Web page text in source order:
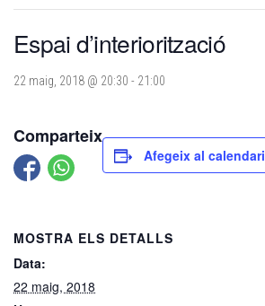
Espai d’interiorització
22 maig, 2018 @ 20:30 - 21:00
Comparteix
Afegeix al calendari
MOSTRA ELS DETALLS
Data:
22 maig, 2018